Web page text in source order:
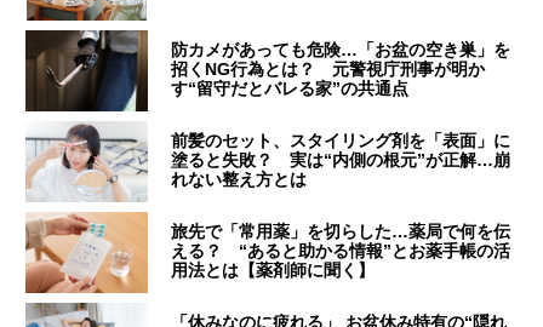
防カメがあっても危険…「お盆の空き巣」を
招くNG行為とは？ 元警視庁刑事が明か
す“留守だとバレる家”の共通点
前髪のセット、スタイリング剤を「表面」に
塗ると失敗？ 実は“内側の根元”が正解…崩
れない整え方とは
旅先で「常用薬」を切らした…薬局で何を伝
える？ “あると助かる情報”とお薬手帳の活
用法とは【薬剤師に聞く】
「休みなのに疲れる」 お盆休み特有の“隠れ